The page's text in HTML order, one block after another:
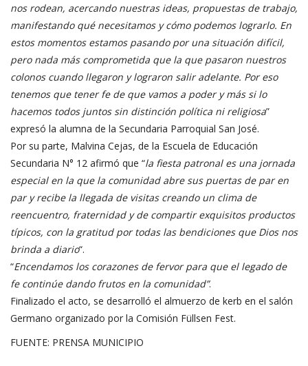
nos rodean, acercando nuestras ideas, propuestas de trabajo,
manifestando qué necesitamos y cómo podemos lograrlo. En
estos momentos estamos pasando por una situación difícil,
pero nada más comprometida que la que pasaron nuestros
colonos cuando llegaron y lograron salir adelante. Por eso
tenemos que tener fe de que vamos a poder y más si lo
hacemos todos juntos sin distinción política ni religiosa”
expresó la alumna de la Secundaria Parroquial San José.
Por su parte, Malvina Cejas, de la Escuela de Educación
Secundaria N° 12 afirmó que “la fiesta patronal es una jornada
especial en la que la comunidad abre sus puertas de par en
par y recibe la llegada de visitas creando un clima de
reencuentro, fraternidad y de compartir exquisitos productos
típicos, con la gratitud por todas las bendiciones que Dios nos
brinda a diario“.
“Encendamos los corazones de fervor para que el legado de
fe continúe dando frutos en la comunidad”.
Finalizado el acto, se desarrolló el almuerzo de kerb en el salón
Germano organizado por la Comisión Füllsen Fest.
FUENTE: PRENSA MUNICIPIO